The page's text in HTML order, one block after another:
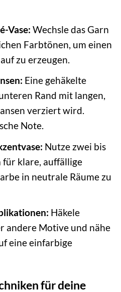
Vase: Wechsle das Garn
Farbtönen, um einen
zu erzeugen.
Eine gehäkelte
Rand mit langen,
verziert wird.
Note.
Nutze zwei bis
klare, auffällige
in neutrale Räume zu
Häkele
andere Motive und nähe
eine einfarbige
für deine